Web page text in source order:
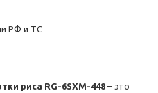
РФ и ТС
риса RG-6SXM-448 – это